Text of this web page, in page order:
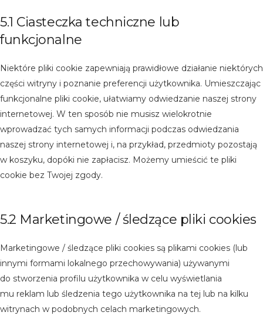
5.1 Ciasteczka techniczne lub
funkcjonalne
Niektóre pliki cookie zapewniają prawidłowe działanie niektórych
części witryny i poznanie preferencji użytkownika. Umieszczając
funkcjonalne pliki cookie, ułatwiamy odwiedzanie naszej strony
internetowej. W ten sposób nie musisz wielokrotnie
wprowadzać tych samych informacji podczas odwiedzania
naszej strony internetowej i, na przykład, przedmioty pozostają
w koszyku, dopóki nie zapłacisz. Możemy umieścić te pliki
cookie bez Twojej zgody.
5.2 Marketingowe / śledzące pliki cookies
Marketingowe / śledzące pliki cookies są plikami cookies (lub
innymi formami lokalnego przechowywania) używanymi
do stworzenia profilu użytkownika w celu wyświetlania
mu reklam lub śledzenia tego użytkownika na tej lub na kilku
witrynach w podobnych celach marketingowych.